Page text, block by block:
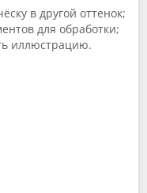
в другой оттенок;
для обработки;
иллюстрацию.